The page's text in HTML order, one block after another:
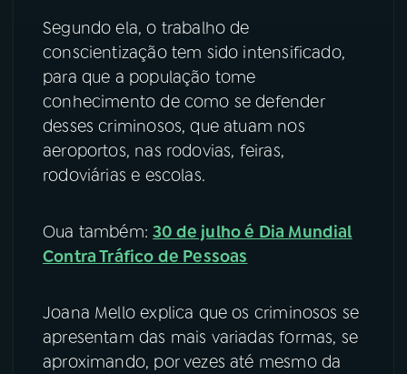
Instagram X
TikTok
Segundo ela, o trabalho de
conscientização tem sido intensificado,
para que a população tome
conhecimento de como se defender
desses criminosos, que atuam nos
aeroportos, nas rodovias, feiras,
rodoviárias e escolas.
Oua também:30 de julho é Dia Mundial
Contra Tráfico de Pessoas
Joana Mello explica que os criminosos se
apresentam das mais variadas formas, se
aproximando, por vezes até mesmo da